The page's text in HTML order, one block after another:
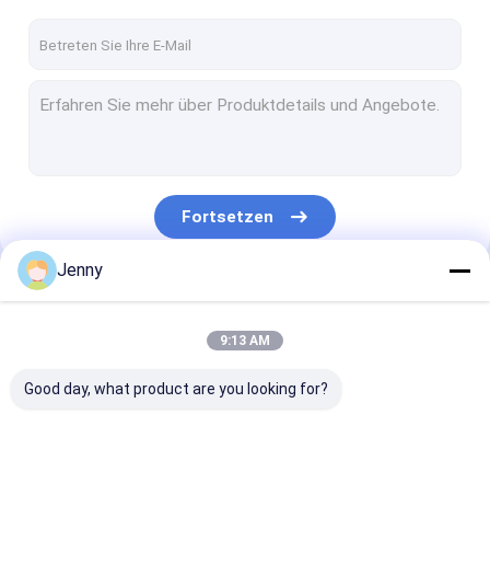
thermische CTP-Maschine
Processless-Druckplatten
Doppelschicht CTP-Platte
Fortsetzen
Unsere Kategorien
Jenny
9:13 AM
Good day, what product are you looking for?